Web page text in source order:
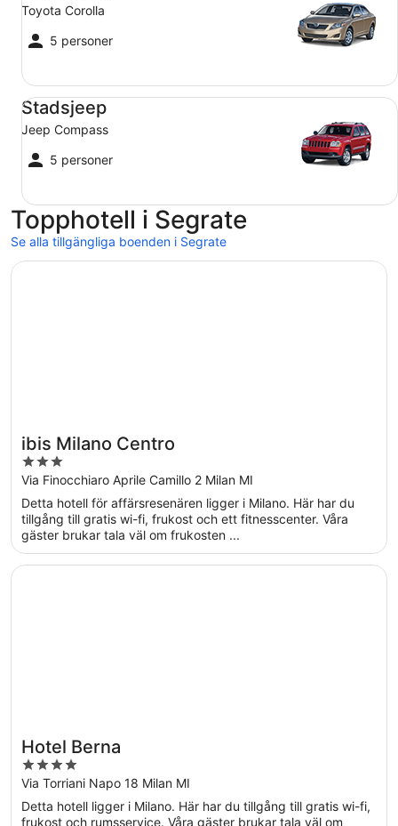
Toyota Corolla
5 personer
Stadsjeep
Jeep Compass
5 personer
Stadsjeep Jeep Compass
Topphotell i Segrate
Se alla tillgängliga boenden i Segrate
ibis Milano Centro
3
out
of
5
Via Finocchiaro Aprile Camillo 2 Milan MI
Detta hotell för affärsresenären ligger i Milano. Här har du
tillgång till gratis wi-fi, frukost och ett fitnesscenter. Våra
gäster brukar tala väl om frukosten ...
Öppnas i ett nytt fönster
ibis Milano Centro
Hotel Berna
4
out
of
5
Via Torriani Napo 18 Milan MI
Detta hotell ligger i Milano. Här har du tillgång till gratis wi-fi,
frukost och rumsservice. Våra gäster brukar tala väl om
Öppnas i ett nytt fönster
Hotel Berna